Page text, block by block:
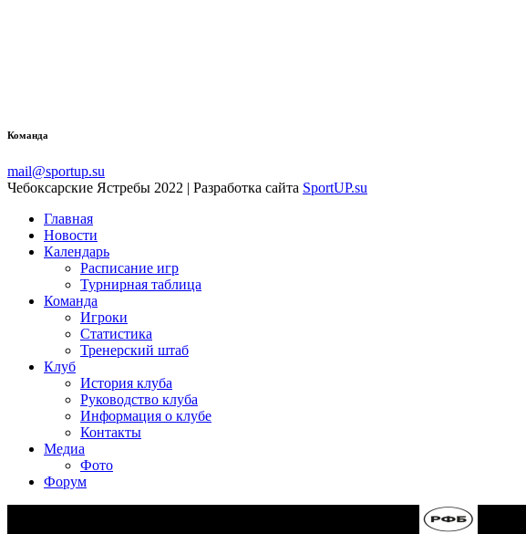
Команда
mail@sportup.su
Чебоксарские Ястребы 2022 | Разработка сайта SportUP.su
Главная
Новости
Календарь
Расписание игр
Турнирная таблица
Команда
Игроки
Статистика
Тренерский штаб
Клуб
История клуба
Руководство клуба
Информация о клубе
Контакты
Медиа
Фото
Форум